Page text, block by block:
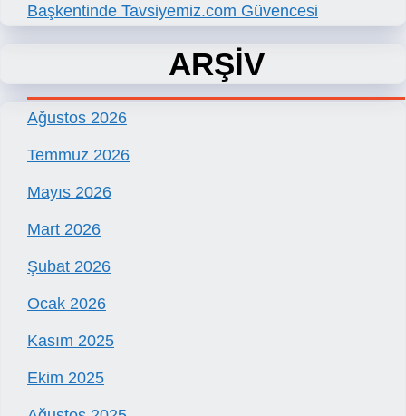
Başkentinde Tavsiyemiz.com Güvencesi
ARŞİV
Ağustos 2026
Temmuz 2026
Mayıs 2026
Mart 2026
Şubat 2026
Ocak 2026
Kasım 2025
Ekim 2025